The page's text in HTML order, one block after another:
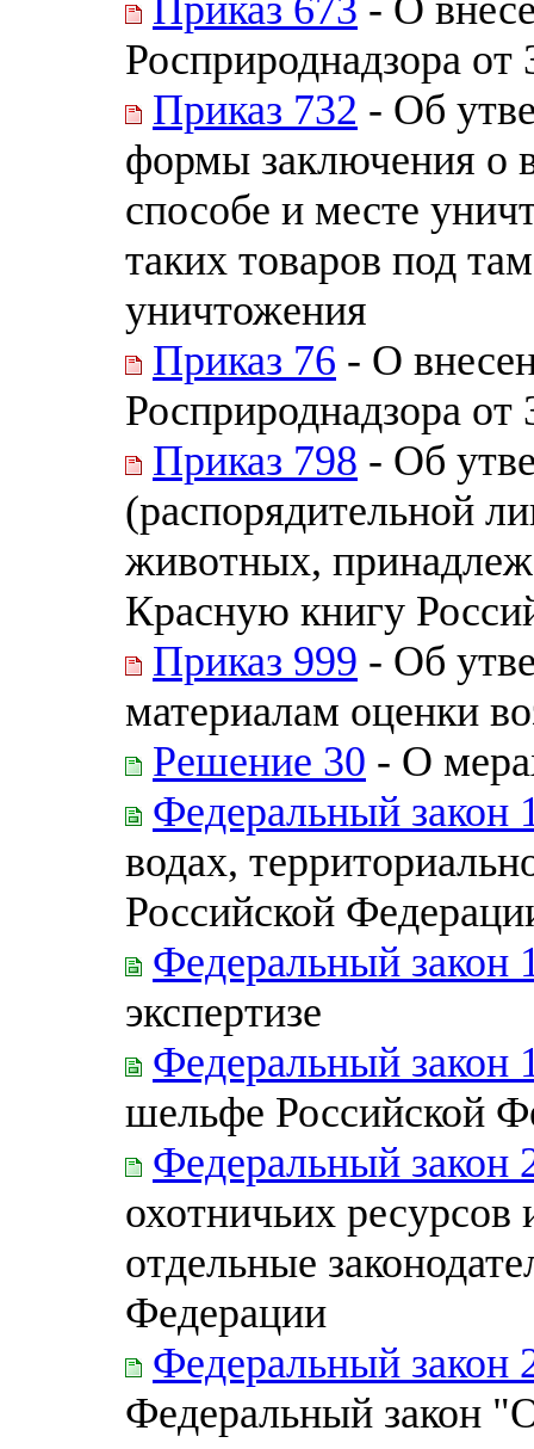
Росприроднадзора
Приказ 732 - Об
формы заключения о
способе и месте
таких товаров под
уничтожения
Приказ 76 - О
Росприроднадзора
Приказ 798 - Об
(распорядительной
животных,
Красную книгу
Приказ 999 - Об
материалам оценки
Решение 30 - О
Федеральный закон
водах,
Российской
Федеральный закон
экспертизе
Федеральный закон
шельфе Российской
Федеральный закон
охотничьих
отдельные
Федерации
Федеральный закон
Федеральный закон